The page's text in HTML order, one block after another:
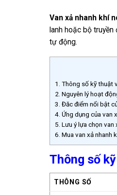
Van xả nhanh khí
lanh hoặc bộ
tự động.
1. Thông số kỹ thuật
2. Nguyên lý hoạt
3. Đăc điểm nổi bật
4. Ứng dụng của van
5. Lưu ý lựa chọn van
6. Mua van xả nhanh
Thông số
THÔNG SỐ